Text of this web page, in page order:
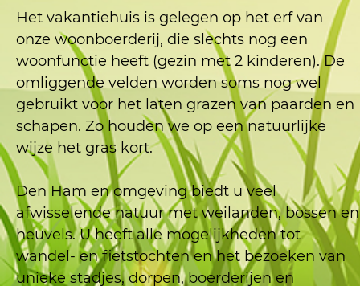
Het vakantiehuis is gelegen op het erf van
onze woonboerderij, die slechts nog een
woonfunctie heeft (gezin met 2 kinderen). De
omliggende velden worden soms nog wel
gebruikt voor het laten grazen van paarden en
schapen. Zo houden we op een natuurlijke
wijze het gras kort.
Den Ham en omgeving biedt u veel
afwisselende natuur met weilanden, bossen en
heuvels. U heeft alle mogelijkheden tot
wandel- en fietstochten en het bezoeken van
unieke stadjes, dorpen, boerderijen en